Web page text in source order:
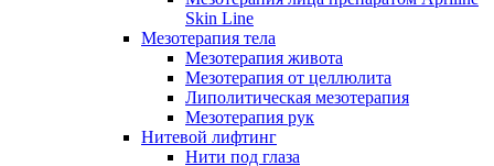
Skin Line
Мезотерапия тела
Мезотерапия живота
Мезотерапия от целлюлита
Липолитическая мезотерапия
Мезотерапия рук
Нитевой лифтинг
Нити под глаза